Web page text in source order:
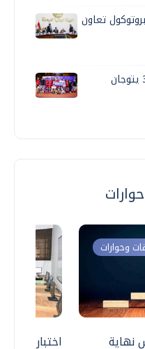
تعاون
منتخبا شباب وشابات السلة 3×3 يتوجان
اختبارات
وحوارات
نهاية